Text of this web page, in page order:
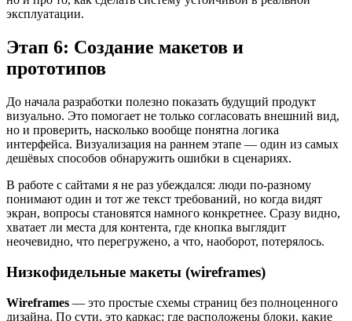
эксплуатации.
Этап 6: Создание макетов и
прототипов
До начала разработки полезно показать будущий продукт
визуально. Это помогает не только согласовать внешний вид,
но и проверить, насколько вообще понятна логика
интерфейса. Визуализация на раннем этапе — один из самых
дешёвых способов обнаружить ошибки в сценариях.
В работе с сайтами я не раз убеждался: люди по-разному
понимают один и тот же текст требований, но когда видят
экран, вопросы становятся намного конкретнее. Сразу видно,
хватает ли места для контента, где кнопка выглядит
неочевидно, что перегружено, а что, наоборот, потерялось.
Низкофидельные макеты (wireframes)
Wireframes — это простые схемы страниц без полноценного
дизайна. По сути, это каркас: где расположены блоки, какие